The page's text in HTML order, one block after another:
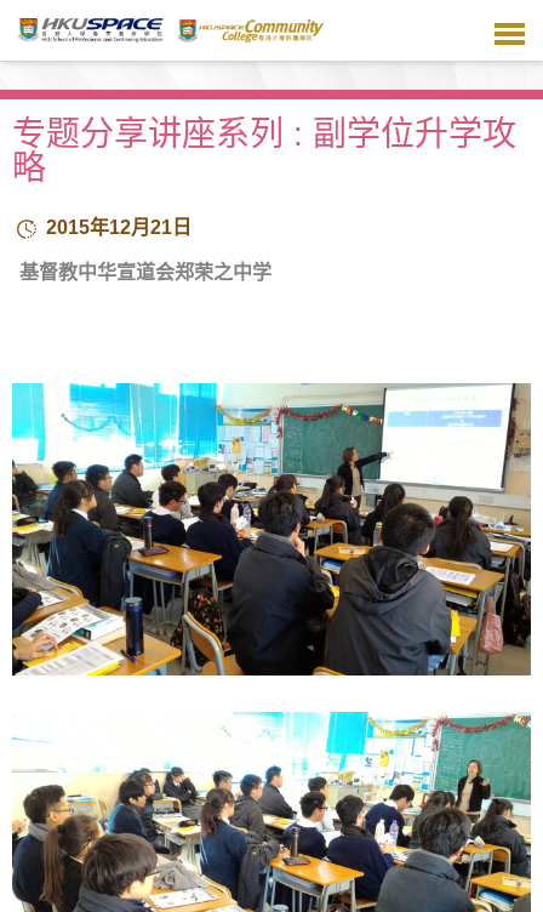
主
容专题分享讲座系列 : 副学位升学攻
略
2015年12月21日
基督教中华宣道会郑荣之中学